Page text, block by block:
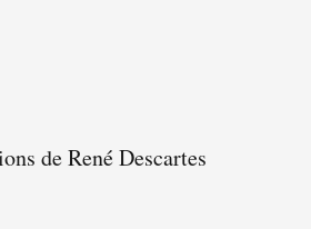
de René Descartes